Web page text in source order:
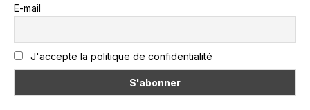
E-mail
J'accepte la politique de confidentialité